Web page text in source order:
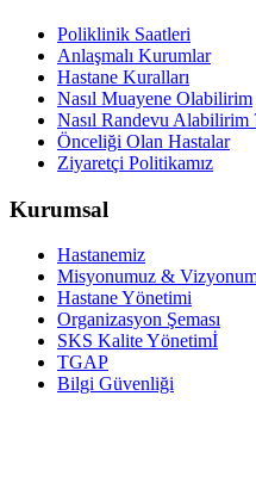
Poliklinik Saatleri
Anlaşmalı Kurumlar
Hastane Kuralları
Nasıl Muayene Olabilirim
Nasıl Randevu Alabilirim
Önceliği Olan Hastalar
Ziyaretçi Politikamız
Kurumsal
Hastanemiz
Misyonumuz &
Hastane Yönetimi
Organizasyon Şeması
SKS Kalite Yönetimİ
TGAP
Bilgi Güvenliği